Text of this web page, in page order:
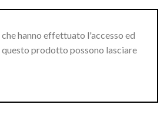
hanno effettuato l'accesso ed
prodotto possono lasciare